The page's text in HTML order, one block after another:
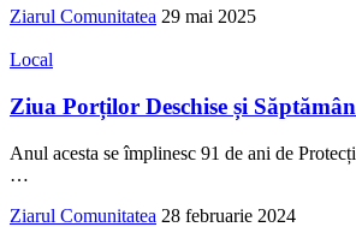
Ziarul Comunitatea 29 mai 2025
Local
Ziua Porților Deschise și
Anul acesta se împlinesc 91 de ani de
…
Ziarul Comunitatea 28 februarie 2024